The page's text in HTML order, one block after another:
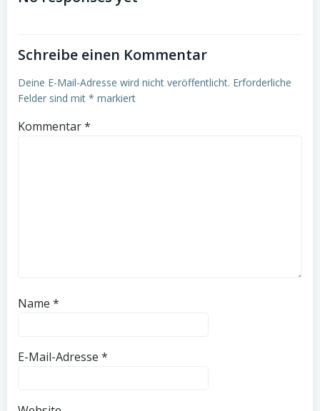
Schreibe einen Kommentar
Deine E-Mail-Adresse wird nicht veröffentlicht. Erforderliche
Felder sind mit * markiert
Kommentar*
Name *
E-Mail-Adresse *